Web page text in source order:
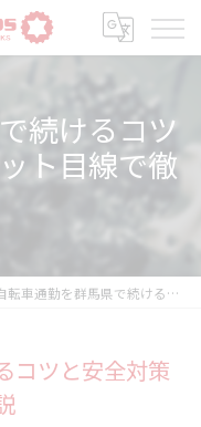
続けるコツ
ト目線で徹
車通勤を群馬県で続けるコツと安全対策をダイエット目線で徹底解説
コツと安全対策